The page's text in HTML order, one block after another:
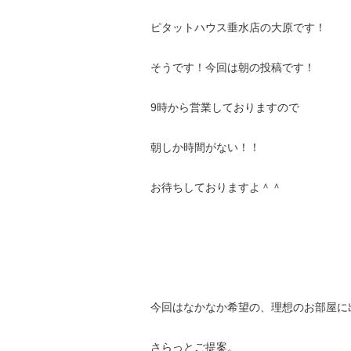
ピタットハウス垂水店の大原です！
そうです！今回は朝の投稿です！
9時から営業しておりますので
朝しか時間がない！！
お待ちしておりますよ＾＾
今回はなかなか希望の、理想のお部屋
さらっとご提案。